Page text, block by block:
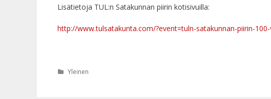
Lisätietoja TUL:n Satakunnan piirin kotisivuilla:
http://www.tulsatakunta.com/?event=tuln-satakunnan-piirin-
Kategoriat
Yleinen